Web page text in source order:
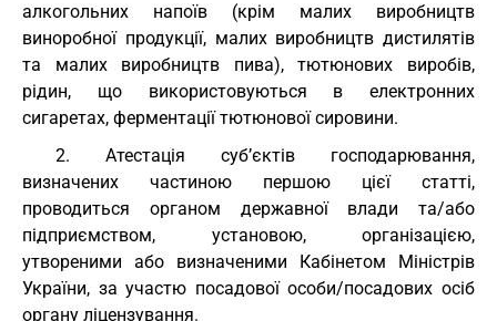
алкогольних напоїв (крім малих виробництв
виноробної продукції, малих виробництв дистилятів
та малих виробництв пива), тютюнових виробів,
рідин, що використовуються в електронних
сигаретах, ферментації тютюнової сировини.
2. Атестація суб’єктів господарювання,
визначених частиною першою цієї статті,
проводиться органом державної влади та/або
підприємством, установою, організацією,
утвореними або визначеними Кабінетом Міністрів
України, за участю посадової особи/посадових осіб
органу ліцензування.